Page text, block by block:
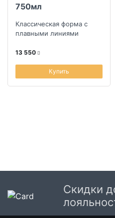
750мл
Классическая форма с
плавными линиями
13 550
Купить
Скидки